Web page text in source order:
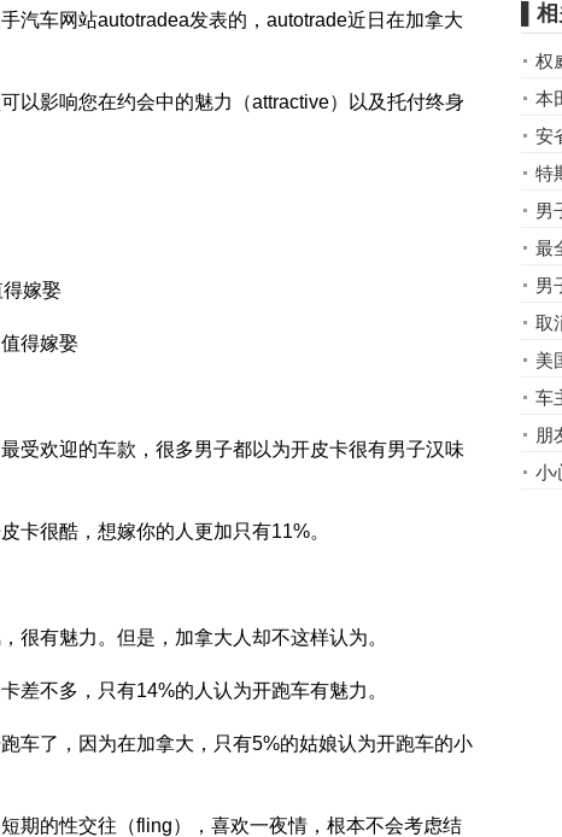
汽车网站autotradea发表的，autotrade近日在加拿大
以影响您在约会中的魅力（attractive）以及托付终身
嫁娶
得嫁娶
受欢迎的车款，很多男子都以为开皮卡很有男子汉味
卡很酷，想嫁你的人更加只有11%。
很有魅力。但是，加拿大人却不这样认为。
差不多，只有14%的人认为开跑车有魅力。
车了，因为在加拿大，只有5%的姑娘认为开跑车的小
期的性交往（fling），喜欢一夜情，根本不会考虑结
▌
权
的
本
安
特
不
男
最
男
上
取
美
车
朋
小